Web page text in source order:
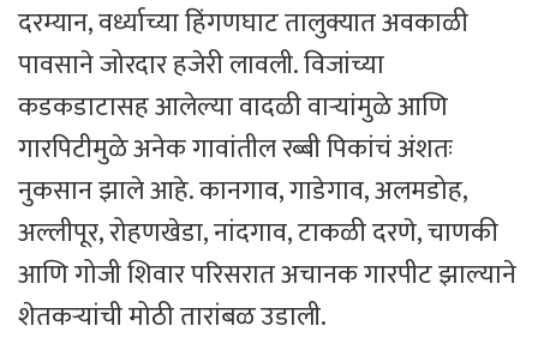
दरम्यान, वर्ध्याच्या हिंगणघाट तालुक्यात अवकाळी
पावसाने जोरदार हजेरी लावली. विजांच्या
कडकडाटासह आलेल्या वादळी वाऱ्यांमुळे आणि
गारपिटीमुळे अनेक गावांतील रब्बी पिकांचं अंशतः
नुकसान झाले आहे. कानगाव, गाडेगाव, अलमडोह,
अल्लीपूर, रोहणखेडा, नांदगाव, टाकळी दरणे, चाणकी
आणि गोजी शिवार परिसरात अचानक गारपीट झाल्याने
शेतकऱ्यांची मोठी तारांबळ उडाली.